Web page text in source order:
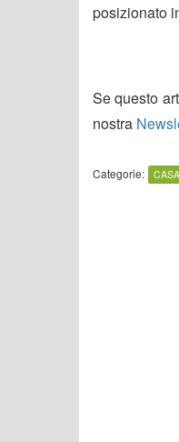
posizionato
Se questo
nostra
Categorie: CASA